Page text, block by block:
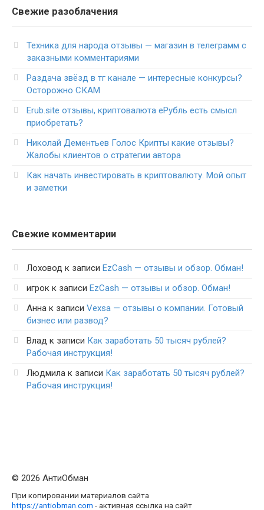
Свежие разоблачения
Техника для народа отзывы — магазин в телеграмм с
заказными комментариями
Раздача звёзд в тг канале — интересные конкурсы?
Осторожно СКАМ
Erub.site отзывы, криптовалюта еРубль есть смысл
приобретать?
Николай Дементьев Голос Крипты какие отзывы?
Жалобы клиентов о стратегии автора
Как начать инвестировать в криптовалюту. Мой опыт
и заметки
Свежие комментарии
Лоховод к записи EzCash — отзывы и обзор. Обман!
игрок к записи EzCash — отзывы и обзор. Обман!
Анна к записи Vexsa — отзывы о компании. Готовый
бизнес или развод?
Влад к записи Как заработать 50 тысяч рублей?
Рабочая инструкция!
Людмила к записи Как заработать 50 тысяч рублей?
Рабочая инструкция!
© 2026 АнтиОбман
При копировании материалов сайта
https://antiobman.com - активная ссылка на сайт